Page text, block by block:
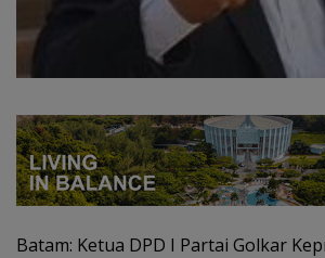
Batam: Ketua DPD I Partai Golkar